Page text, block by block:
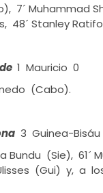
7´ Muhammad
48´ Stanley
1 Mauricio 0
(Cabo).
3 Guinea-Bisáu
Bundu (Sie), 61´
(Gui) y, a